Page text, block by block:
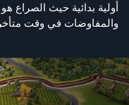
أولية بدائية حيث الصراع
والمفاوضات في وقت